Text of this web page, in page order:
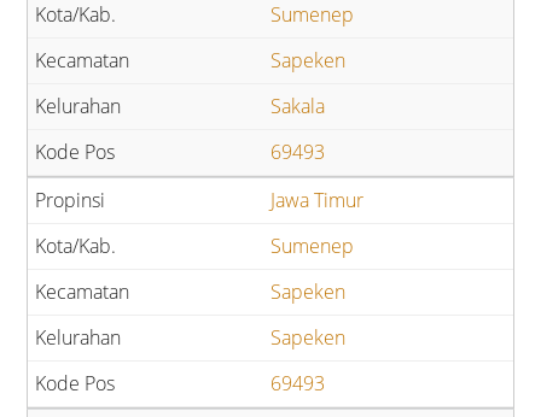
Sumenep
Sapeken
Sakala
69493
Jawa Timur
Sumenep
Sapeken
Sapeken
69493